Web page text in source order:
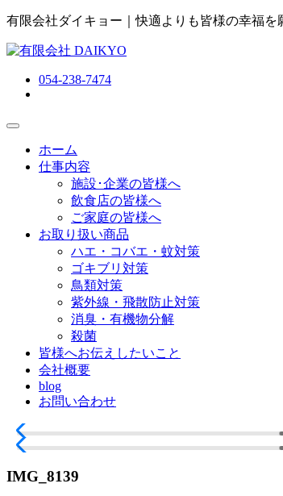
有限会社ダイキョー｜快適よりも皆様の幸福を
054-238-7474
ホーム
仕事内容
施設･企業の皆様へ
飲食店の皆様へ
ご家庭の皆様へ
お取り扱い商品
ハエ・コバエ・蚊対策
ゴキブリ対策
鳥類対策
紫外線・飛散防止対策
消臭・有機物分解
殺菌
皆様へお伝えしたいこと
会社概要
blog
お問い合わせ
IMG_8139